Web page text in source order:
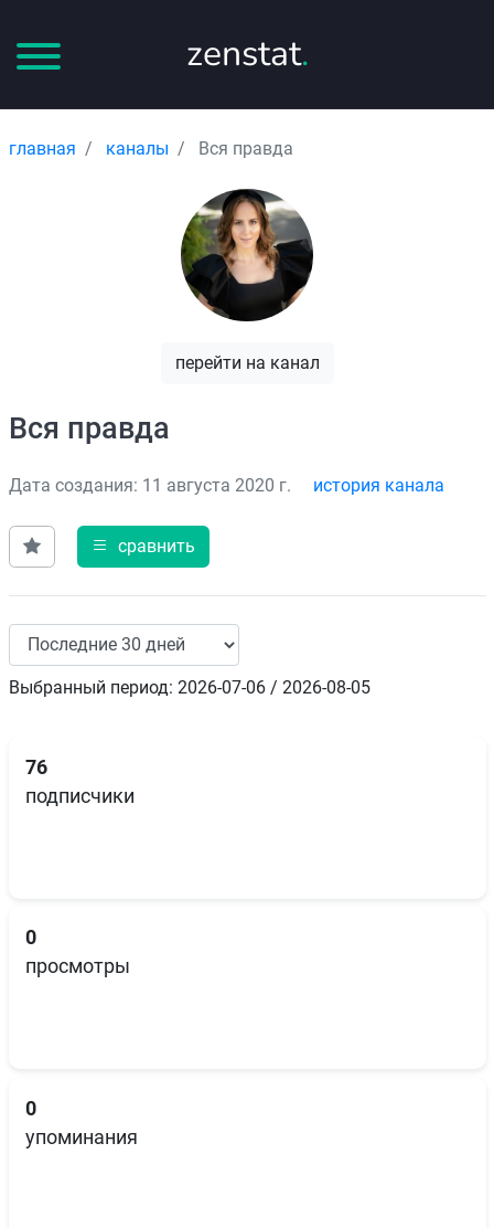
zenstat.
главная каналы Вся правда
перейти на канал
Вся правда
Дата создания: 11 августа 2020 г. история канала
сравнить
Выбранный период: 2026-07-06 / 2026-08-05
76
подписчики
0
просмотры
0
упоминания